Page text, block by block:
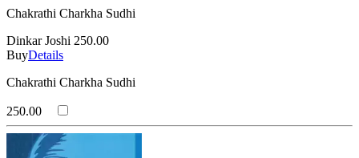
Chakrathi Charkha Sudhi
Dinkar Joshi 250.00
BuyDetails
Chakrathi Charkha Sudhi
250.00